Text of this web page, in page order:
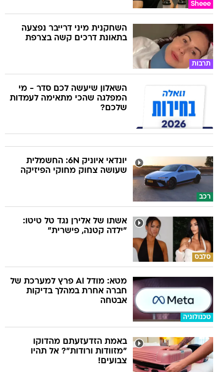
Sheee
תרבות
השחקנית מיני דרייבר נפצעה
בתאונת דרכים קשה בצרפת
השאלון שיעשה לכם סדר - מי
המפלגה שהכי מתאימה לעמדות
שלכם?
רכב
יונדאי איוניק 6N: החשמלית
שעושה צחוק מחוקי הפיזיקה
סלבס
אשתו של אלירן נגד טל טיטו:
"ילדה קטנה, פישרית"
טכנולוגיה
מטא: מודל AI פרץ למערכת של
חברה אחרת במהלך בדיקות
אבטחה
באמת הזדעזעתם מהדוקו
"מזוודות ורודות"? אל תהיו
צבועים!